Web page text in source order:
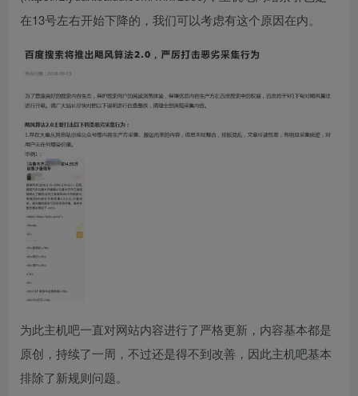
在13号左右开始下降的，我们可以考虑有这个原因在内。
为此主机吧一直对网站内容进行了严格更新，内容基本都是
原创，持续了一周，不过还是得不到改善，因此主机吧基本
排除了新规则问题。